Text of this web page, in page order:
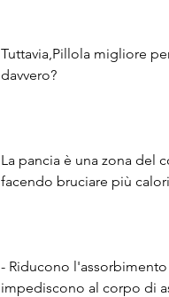
Tuttavia,Pillola migliore
davvero?
La pancia è una zona del
facendo bruciare più
- Riducono
impediscono al corpo di